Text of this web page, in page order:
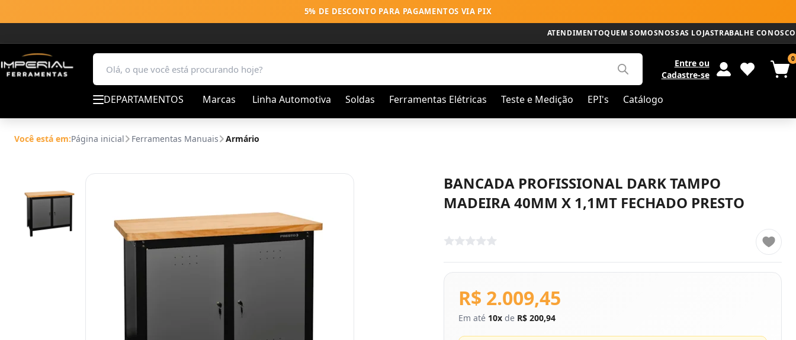
5% DE DESCONTO PARA PAGAMENTOS VIA PIX
ATENDIMENTOQUEM SOMOSNOSSAS LOJASTRABALHE CONOSCO
DEPARTAMENTOS Marcas Linha Automotiva Soldas Ferramentas Elétricas Teste e Medição EPI's Catálogo
Entre ou
Cadastre-se
0
Você está em:Página inicial Ferramentas Manuais Armário
BANCADA PROFISSIONAL DARK TAMPO
MADEIRA 40MM X 1,1MT FECHADO PRESTO
R$ 2.009,45
Em até 10x de R$ 200,94